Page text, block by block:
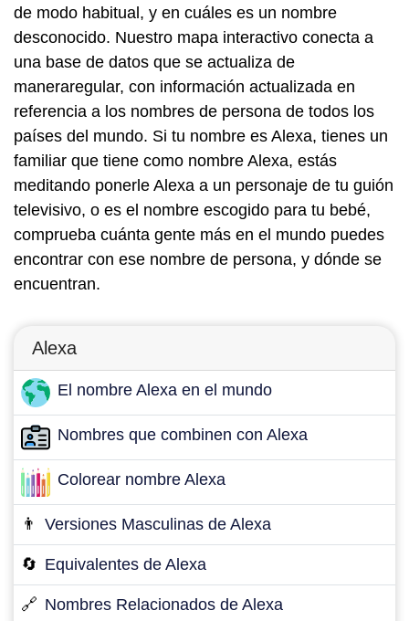
de modo habitual, y en cuáles es un nombre
desconocido. Nuestro mapa interactivo conecta a
una base de datos que se actualiza de
maneraregular, con información actualizada en
referencia a los nombres de persona de todos los
países del mundo. Si tu nombre es Alexa, tienes un
familiar que tiene como nombre Alexa, estás
meditando ponerle Alexa a un personaje de tu guión
televisivo, o es el nombre escogido para tu bebé,
comprueba cuánta gente más en el mundo puedes
encontrar con ese nombre de persona, y dónde se
encuentran.
Alexa
El nombre Alexa en el mundo
Nombres que combinen con Alexa
Colorear nombre Alexa
👨 Versiones Masculinas de Alexa
🔄 Equivalentes de Alexa
🔗 Nombres Relacionados de Alexa